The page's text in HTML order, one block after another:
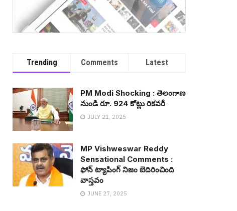
Trending Comments Latest
PM Modi Shocking : తెలంగాణ
నుండి రూ. 924 కోట్లు రిక‌వ‌రీ
JULY 21, 2025
MP Vishweswar Reddy
Sensational Comments :
ఫోన్ ట్యాపింగ్ నిజం బెదిరించింది
వాస్త‌వం
JUNE 27, 2025